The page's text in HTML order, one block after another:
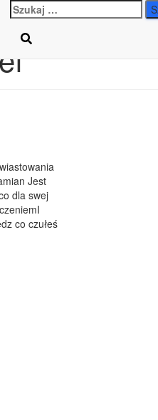
Szukaj:
Jest
dla swej
co czułeś